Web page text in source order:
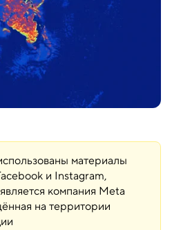
материалы
и Instagram,
компания Meta
на территории